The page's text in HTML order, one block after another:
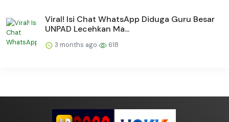
Viral! Isi Chat WhatsApp Diduga Guru Besar
UNPAD Lecehkan Ma...
3 months ago 618